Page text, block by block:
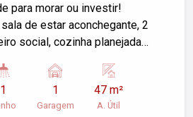
para morar ou investir!
de estar aconchegante, 2
social, cozinha planejada
1 vaga de garagem
eletrônico, quadra
1 1
Garagem
47 m²
A. Útil